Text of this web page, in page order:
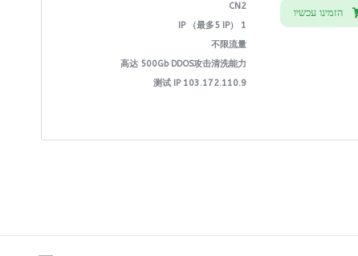
CN2
1 IP （最多5 IP）
不限流量
高达 500Gb DDOS攻击清洗能力
测试 IP 103.172.110.9
הזמינו עכשיו